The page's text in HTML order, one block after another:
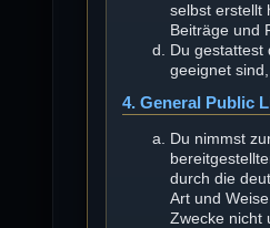
selbst erstellt
Beiträge und
Du gestattest
geeignet
4. General Public
Du nimmst
durch die
Art und
Zwecke nicht